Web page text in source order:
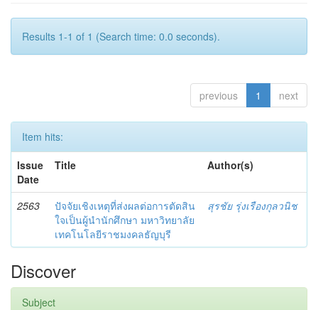
Results 1-1 of 1 (Search time: 0.0 seconds).
previous 1 next
Item hits:
Issue
Date
Title Author(s)
2563
ปัจจัยเชิงเหตุที่ส่งผลต่อการตัดสิน
ใจเป็นผู้นำนักศึกษา มหาวิทยาลัย
เทคโนโลยีราชมงคลธัญบุรี
สุรชัย รุ่งเรืองกุลวนิช
Discover
Subject